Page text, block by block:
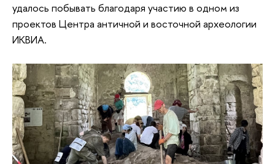
удалось побывать благодаря участию в одном из
проектов Центра античной и восточной археологии
ИКВИА.